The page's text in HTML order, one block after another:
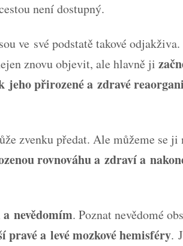
není dostupný.
ve své podstatě takové
znovu objevit, ale hlavně ji
jeho přirozené a zdravé
zvenku předat. Ale můžeme se ji
rovnováhu a zdraví a
nevědomím. Poznat nevědomé
pravé a levé mozkové hemisféry.